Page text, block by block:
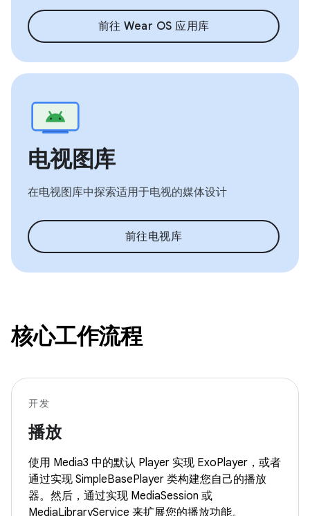
前往 Wear OS 应用库
电视图库
在电视图库中探索适用于电视的媒体设计
前往电视库
核心工作流程
开发
播放
使用 Media3 中的默认 Player 实现 ExoPlayer，或者
通过实现 SimpleBasePlayer 类构建您自己的播放
器。然后，通过实现 MediaSession 或
MediaLibraryService 来扩展您的播放功能。